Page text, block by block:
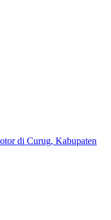
di Curug, Kabupaten